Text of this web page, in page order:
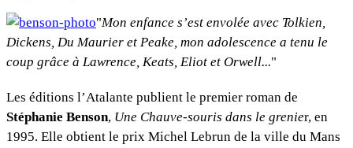
"Mon enfance s’est envolée avec Tolkien,
Dickens, Du Maurier et Peake, mon adolescence a tenu le
coup grâce à Lawrence, Keats, Eliot et Orwell..."
Les éditions l’Atalante publient le premier roman de
Stéphanie Benson, Une Chauve-souris dans le grenier, en
1995. Elle obtient le prix Michel Lebrun de la ville du Mans